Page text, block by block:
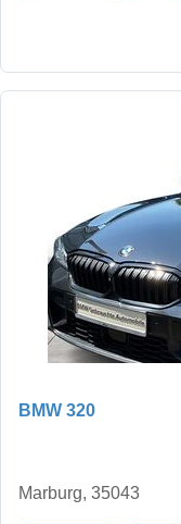
BMW 320
Marburg, 35043